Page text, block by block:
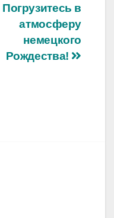
Погрузитесь в
атмосферу
немецкого
Рождества!